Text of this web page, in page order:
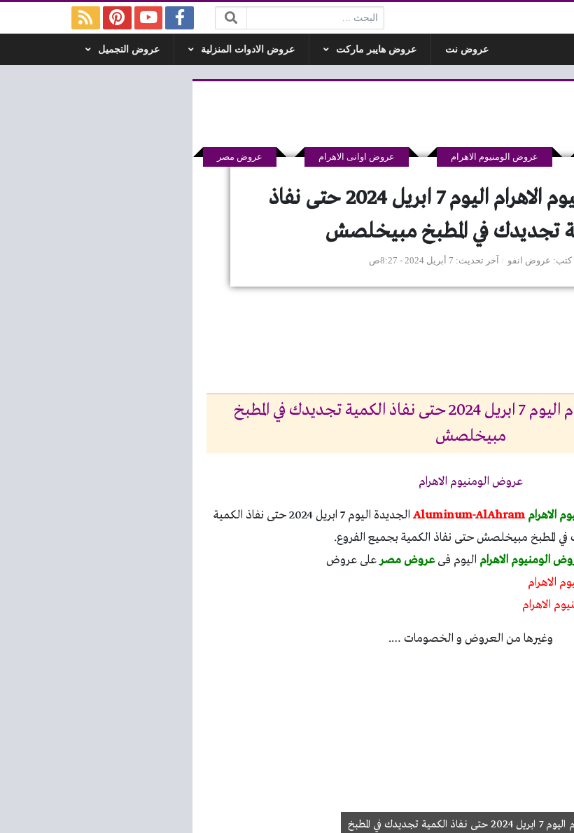
البحث:
عروض نت عروض هايبر ماركت عروض الادوات المنزلية عروض التجميل
عروض الومنيوم الاهرام اليوم 7 ابريل 2024 حتى نفاذ
تجديدك في المطبخ مبيخلصش
كتب عروض انفو
عروض الومنيوم الاهرام عروض اوانى الاهرام عروض مصر
آخر تحديث 7 أبريل 2024 - 8:27ص
عروض الومنيوم الاهرام اليوم 7 ابريل 2024 حتى نفاذ الكمية تجديدك في المطبخ
مبيخلصش
عروض الومنيوم الاهرام
الاهرام Aluminum-AlAhram
الجديدة اليوم 7 ابريل 2024 حتى نفاذ الكمية
المطبخ مبيخلصش حتى نفاذ الكمية بجميع الفروع.
الومنيوم الاهرام اليوم فىعروض مصرعلى عروض
الاهرام
الاهرام
وغيرها من العروض و الخصومات ….
عروض الومنيوم الاهرام اليوم 7 ابريل 2024 حتى نفاذ الكمية تجديدك في المطبخ